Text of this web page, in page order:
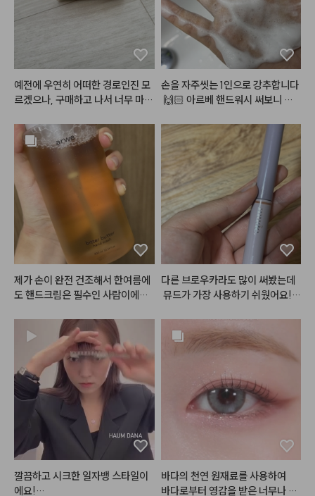
면 잘 버텨줄거같아요... 다만 향기
가 진짜 그 티슈같은 꽃향 같은거
나서 개인적으론 불호긴 해요 ㅜㅜ
괜히 트러블 올라올거 같고ㅠㅠ..
그치만 색상이 진짜 핑크크림컬러
라 화사하고 예뻐요.. 제발 다크닝
만 없길 바라며,, ★
예전에 우연히 어떠한 경로인진 모
르겠으나, 구매하고 나서 너무 마음
있습니다~! 발색이 진짜이쁘고 포
슬포슬한 촉감 미쳤어요~~~~!
아무래도 매트밤이라서 립글로즈
같은 제형보다는 커피마시거나 그
럴땐 묻어남이 좀 덜합니다~!  매
트밤 좋아하시는 분이 이거 사시면
맘에 안들어 할 사람 없을듯 하네
요 ~! 완전 추천합니다~! 양도 많
구요~! 저는 평소에는 광택있는 립
을 많이 바르는데, 그건 음식먹을때
너무 묻어나서 불편할때도 있더라
구요 ~!  그런데 매트립은 그럼점
색상도 구매해 보려고 합니닷!! ~!
ㅎㅎ 👍
손을 자주씻는 1인으로 강추합니다
🙌🏻 아르베 핸드워시 써보니 나
림같이부드러워요 ^^ 세정력도 좋
고 흔한 향 아니라 맘에들었고 유쟈
향이 은은하게 나서 손씻는데도 기
분이 좋아지네요 💛 손씻고 건조시
킨뒤에도 피부가 많이 건조하지않
아서 추천드립니다아 :)
#헤메코리뷰어
제가 손이 완전 건조해서 한여름에
도 핸드크림은 필수인 사람이에요.
안 바르면 각질 생길만큼 금방 손
이 마르고 건조해지는데, 이 제품은
손 씻고나서 건조하거나 당김이 없
어서 좋았어요!!
#헤메코리뷰어
다른 브로우카라도 많이 써봤는데
뮤드가 가장 사용하기 쉬웠어요!
도 자연스럽게 색상 바꿔줘서 앞으
로 뮤드로 정착해야겠어용
깔끔하고 시크한 일자뱅 스타일이
에요!
바다의 천연 원재료를 사용하여
바다로부터 영감을 받은 너무나 로